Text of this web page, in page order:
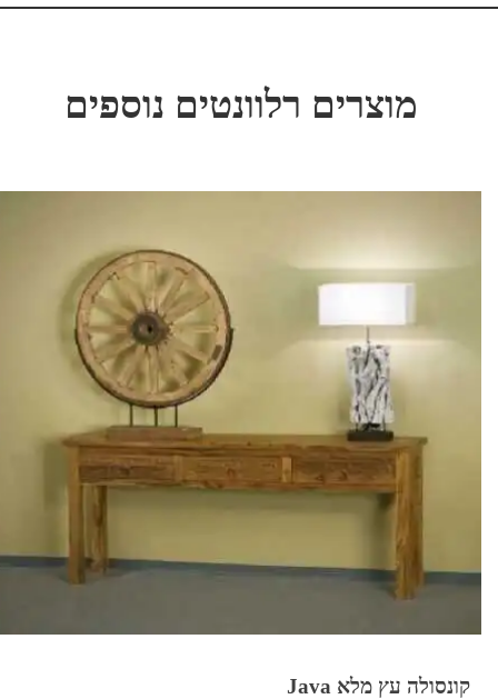
מוצרים רלוונטים נוספים
קונסולה עץ מלא Java